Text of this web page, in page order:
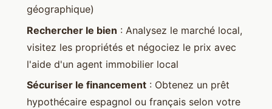
géographique)
Rechercher le bien : Analysez le marché local,
visitez les propriétés et négociez le prix avec
l'aide d'un agent immobilier local
Sécuriser le financement : Obtenez un prêt
hypothécaire espagnol ou français selon votre